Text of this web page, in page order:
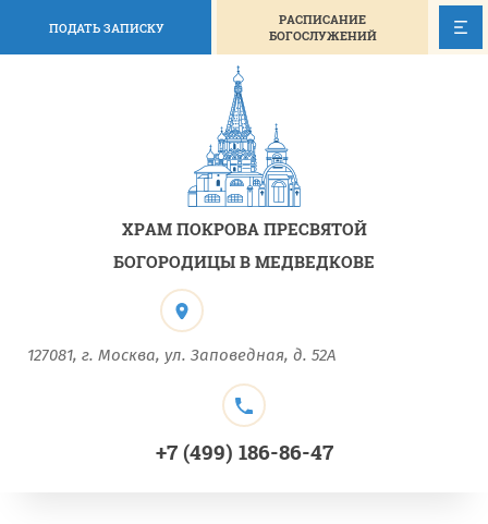
ПОДАТЬ ЗАПИСКУ
РАСПИСАНИЕ
БОГОСЛУЖЕНИЙ
ХРАМ ПОКРОВА ПРЕСВЯТОЙ
БОГОРОДИЦЫ В МЕДВЕДКОВЕ
+7 (499) 186-86-47
127081, г. Москва, ул. Заповедная, д. 52А